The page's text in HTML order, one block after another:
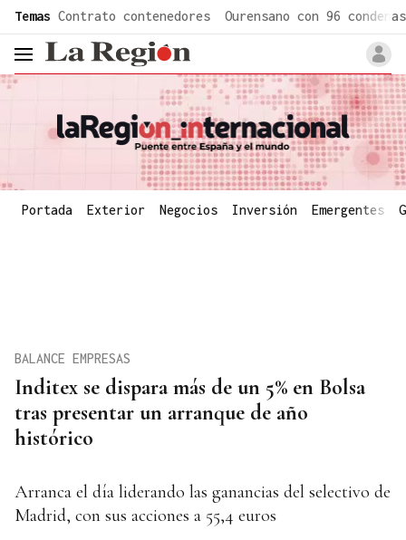
Temas Contrato contenedores Ourensano con 96 condenas
header.menu.open
Portada Exterior Negocios Inversión Emergentes
Inditex se dispara más de un 5% en Bolsa
tras presentar un arranque de año
histórico
BALANCE EMPRESAS
Arranca el día liderando las ganancias del selectivo de
Madrid, con sus acciones a 55,4 euros